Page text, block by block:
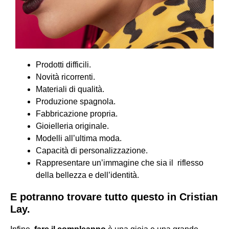
Prodotti difficili.
Novità ricorrenti.
Materiali di qualità.
Produzione spagnola.
Fabbricazione propria.
Gioielleria originale.
Modelli all’ultima moda.
Capacità di personalizzazione.
Rappresentare un’immagine che sia il riflesso
della bellezza e dell’identità.
E potranno trovare tutto questo in Cristian
Lay.